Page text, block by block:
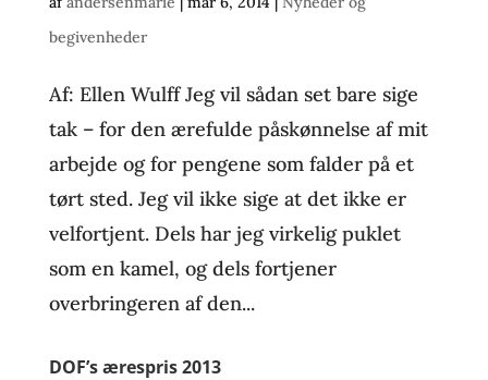
begivenheder
Af: Ellen Wulff Jeg vil sådan set bare sige
tak – for den ærefulde påskønnelse af mit
arbejde og for pengene som falder på et
tørt sted. Jeg vil ikke sige at det ikke er
velfortjent. Dels har jeg virkelig puklet
som en kamel, og dels fortjener
overbringeren af den...
DOF’s ærespris 2013